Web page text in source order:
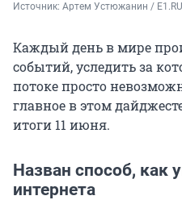
Источник: Артем Устюжанин / E1.RU
Каждый день в мире
событий, уследить за
потоке просто
главное в этом
итоги 11 июня.
Назван способ, как
интернета